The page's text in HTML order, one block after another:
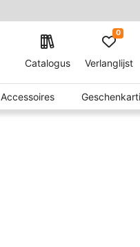
Catalogus Verlanglijst
0
Accessoires